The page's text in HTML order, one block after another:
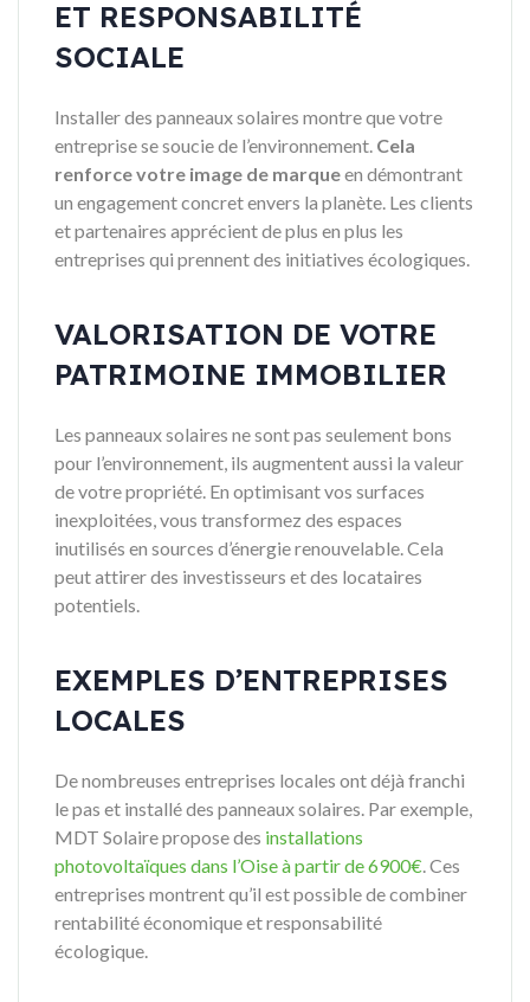
ET RESPONSABILITÉ
SOCIALE
Installer des panneaux solaires montre que votre
entreprise se soucie de l’environnement. Cela
renforce votre image de marqueen démontrant
un engagement concret envers la planète. Les clients
et partenaires apprécient de plus en plus les
entreprises qui prennent des initiatives écologiques.
VALORISATION DE VOTRE
PATRIMOINE IMMOBILIER
Les panneaux solaires ne sont pas seulement bons
pour l’environnement, ils augmentent aussi la valeur
de votre propriété. En optimisant vos surfaces
inexploitées, vous transformez des espaces
inutilisés en sources d’énergie renouvelable. Cela
peut attirer des investisseurs et des locataires
potentiels.
EXEMPLES D’ENTREPRISES
LOCALES
De nombreuses entreprises locales ont déjà franchi
le pas et installé des panneaux solaires. Par exemple,
MDT Solaire propose des installations
photovoltaïques dans l’Oise à partir de 6900€ . Ces
entreprises montrent qu’il est possible de combiner
rentabilité économique et responsabilité
écologique.